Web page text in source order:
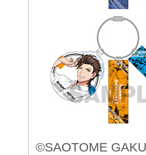
©SAOTOME